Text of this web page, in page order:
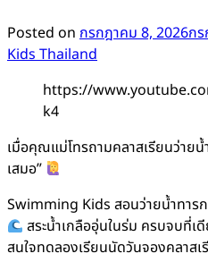
Posted on กรกฎาคม 8, 2026ก
Kids Thailand
https://
k4
เมื่อคุณแม่โทรถามคลาสเรียนว่ายน้
เสมอ”
Swimming Kids สอนว่ายน้ำทาร
สระน้ำเกลืออุ่นในร่ม ครบจบที่เ
สนใจทดลองเรียนนัดวันจองคลาสเ